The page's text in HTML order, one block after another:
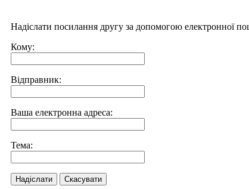
Надіслати посилання другу за допомогою електронної
Кому:
Відправник:
Ваша електронна адреса:
Тема:
Надіслати Скасувати